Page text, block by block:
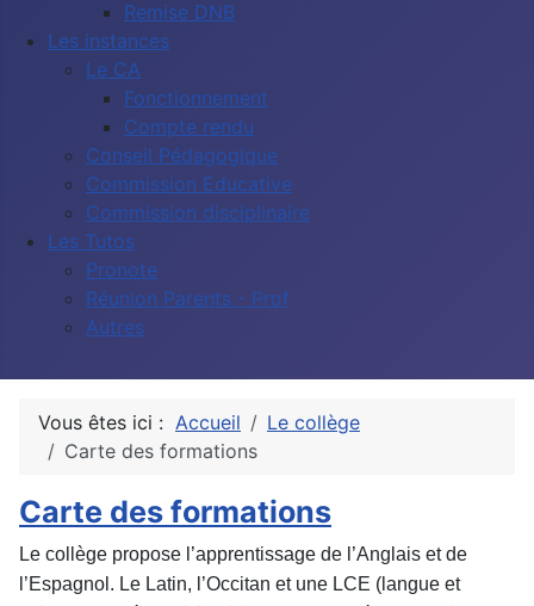
Remise DNB
Les instances
Le CA
Fonctionnement
Compte rendu
Conseil Pédagogique
Commission Educative
Commission disciplinaire
Les Tutos
Pronote
Réunion Parents - Prof
Autres
Vous êtes ici : Accueil
Le collège
Carte des formations
Carte des formations
Le collège propose l’apprentissage de l’Anglais et de
l’Espagnol. Le Latin, l’Occitan et une LCE (langue et